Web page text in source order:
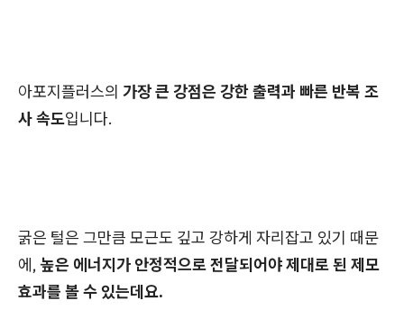
아포지플러스의 가장 큰 강점은 강한 출력과 빠른 반복 조
사 속도입니다.
굵은 털은 그만큼 모근도 깊고 강하게 자리잡고 있기 때문
에,높은 에너지가 안정적으로 전달되어야 제대로 된 제모
효과를 볼 수 있는데요.